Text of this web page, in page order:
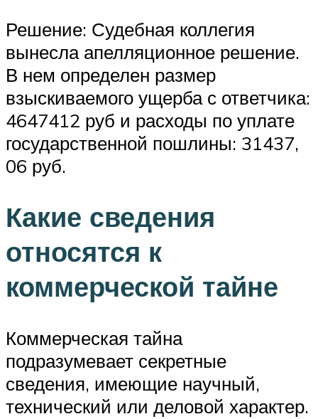
Решение: Судебная коллегия
вынесла апелляционное решение.
В нем определен размер
взыскиваемого ущерба с ответчика:
4647412 руб и расходы по уплате
государственной пошлины: 31437,
06 руб.
Какие сведения
относятся к
коммерческой тайне
Коммерческая тайна
подразумевает секретные
сведения, имеющие научный,
технический или деловой характер.